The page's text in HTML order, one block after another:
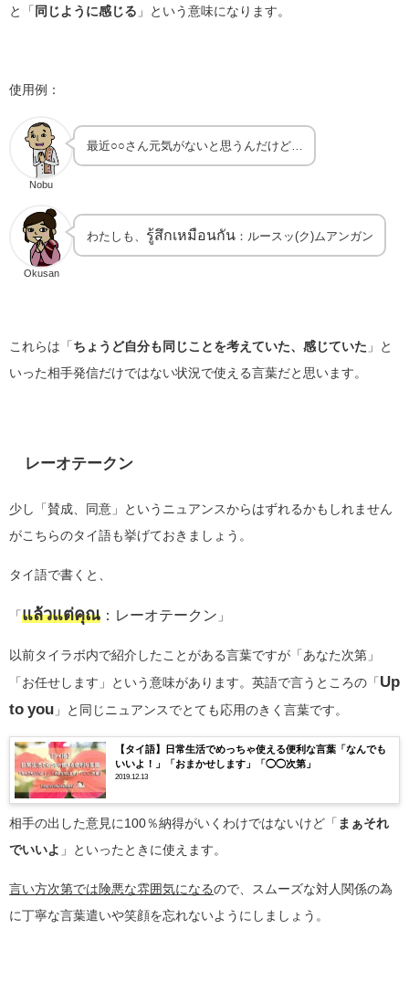
と「 同じように感じる 」という意味になります。
使用例：
Nobu
最近○○さん元気がないと思うんだけど…
Okusan
わたしも、 รู้สึกเหมือนกัน：ルースッ(ク)ムアンガン
これらは「 ちょうど自分も同じことを考えていた、感じていた 」と
いった相手発信だけではない状況で使える言葉だと思います。
レーオテークン
少し「賛成、同意」というニュアンスからはずれるかもしれません
がこちらのタイ語も挙げておきましょう。
タイ語で書くと、
「 แล้วแต่คุณ ：レーオテークン 」
以前タイラボ内で紹介したことがある言葉ですが「あなた次第」
「お任せします」という意味があります。英語で言うところの「 Up
to you 」と同じニュアンスでとても応用のきく言葉です。
【タイ語】日常生活でめっちゃ使える便利な言葉「なんでも
いいよ！」「おまかせします」「◯◯次第」
2019.12.13
相手の出した意見に100％納得がいくわけではないけど「 まぁそれ
でいいよ 」といったときに使えます。
言い方次第では険悪な雰囲気になるので、スムーズな対人関係の為
に丁寧な言葉遣いや笑顔を忘れないようにしましょう。